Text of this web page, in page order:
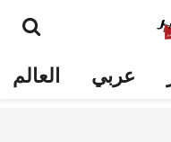
عربي العالم